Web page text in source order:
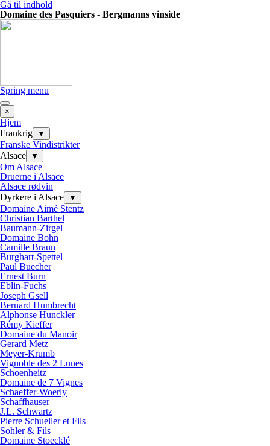
Gå til indhold
Domaine des Pasquiers - Bergmanns vinside
Spring menu
×
Hjem
Frankrig
▼
Franske Vindistrikter
Alsace
▼
Om Alsace
Druerne i Alsace
Alsace rødvin
Dyrkere i Alsace
▼
Domaine Aimé Stentz
Christian Barthel
Baumann-Zirgel
Domaine Bohn
Camille Braun
Burghart-Spettel
Paul Buecher
Ernest Burn
Eblin-Fuchs
Joseph Gsell
Bernard Humbrecht
Alphonse Hunckler
Rémy Kieffer
Domaine du Manoir
Gerard Metz
Meyer-Krumb
Vignoble des 2 Lunes
Schoenheitz
Domaine de 7 Vignes
Schaeffer-Woerly
Schaffhauser
J.L. Schwartz
Pierre Schueller et Fils
Sohler & Fils
Domaine Stoecklé